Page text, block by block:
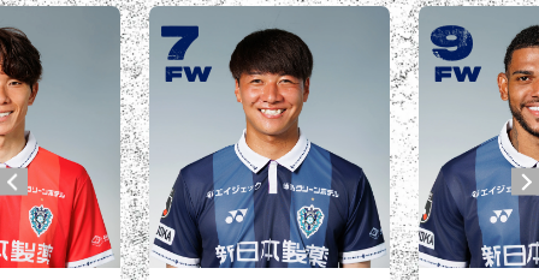
9
FW
城後 寿
JOGO Hisashi
10
FW